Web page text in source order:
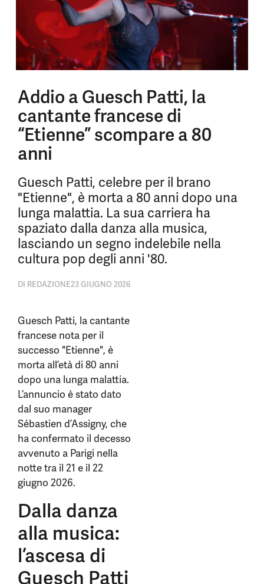
Addio a Guesch Patti, la
cantante francese di
“Etienne” scompare a 80
anni
Guesch Patti, celebre per il brano
"Etienne", è morta a 80 anni dopo una
lunga malattia. La sua carriera ha
spaziato dalla danza alla musica,
lasciando un segno indelebile nella
cultura pop degli anni '80.
DI REDAZIONE23 GIUGNO 2026
Guesch Patti, la cantante
francese nota per il
successo "Etienne", è
morta all’età di 80 anni
dopo una lunga malattia.
L’annuncio è stato dato
dal suo manager
Sébastien d’Assigny, che
ha confermato il decesso
avvenuto a Parigi nella
notte tra il 21 e il 22
giugno 2026.
Dalla danza
alla musica:
l’ascesa di
Guesch Patti